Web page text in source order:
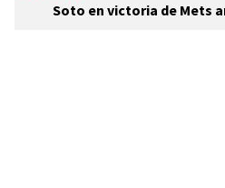
Soto en victoria de Mets